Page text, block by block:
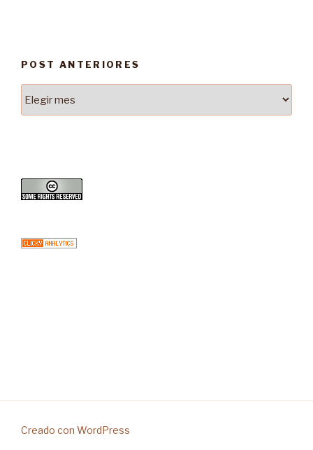
POST ANTERIORES
Anteriores
Creado con WordPress